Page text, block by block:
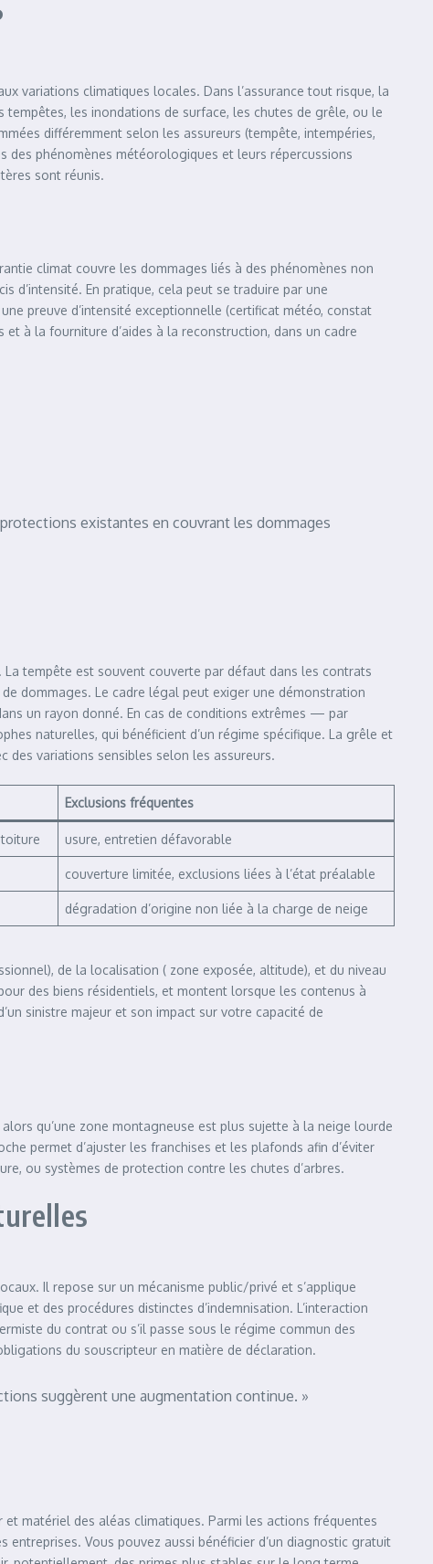
variations climatiques locales. Dans l’assurance tout risque, la
les inondations de surface, les chutes de grêle, ou le
différemment selon les assureurs (tempête, intempéries,
des phénomènes météorologiques et leurs répercussions
sont réunis.
climat couvre les dommages liés à des phénomènes non
d’intensité. En pratique, cela peut se traduire par une
preuve d’intensité exceptionnelle (certificat météo, constat
à la fourniture d’aides à la reconstruction, dans un cadre
existantes en couvrant les dommages
tempête est souvent couverte par défaut dans les contrats
dommages. Le cadre légal peut exiger une démonstration
un rayon donné. En cas de conditions extrêmes — par
naturelles, qui bénéficient d’un régime spécifique. La grêle et
des variations sensibles selon les assureurs.
Exclusions fréquentes
usure, entretien défavorable
couverture limitée, exclusions liées à l’état préalable
dégradation d’origine non liée à la charge de neige
de la localisation ( zone exposée, altitude), et du niveau
des biens résidentiels, et montent lorsque les contenus à
sinistre majeur et son impact sur votre capacité de
qu’une zone montagneuse est plus sujette à la neige lourde
permet d’ajuster les franchises et les plafonds afin d’éviter
ou systèmes de protection contre les chutes d’arbres.
Il repose sur un mécanisme public/privé et s’applique
et des procédures distinctes d’indemnisation. L’interaction
du contrat ou s’il passe sous le régime commun des
du souscripteur en matière de déclaration.
suggèrent une augmentation continue. »
matériel des aléas climatiques. Parmi les actions fréquentes
Vous pouvez aussi bénéficier d’un diagnostic gratuit